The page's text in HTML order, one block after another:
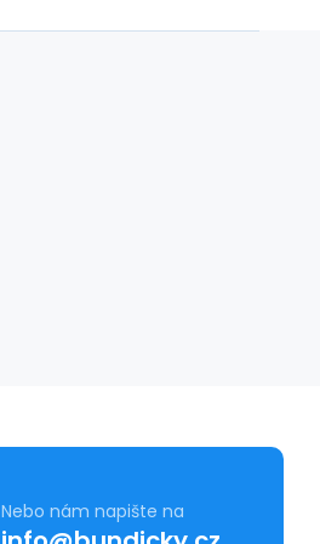
Nebo nám napište na